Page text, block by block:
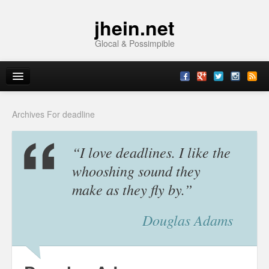
jhein.net
Glocal & Possimpible
Home
Archives For deadline
“I love deadlines. I like the
whooshing sound they
make as they fly by.”
Douglas Adams